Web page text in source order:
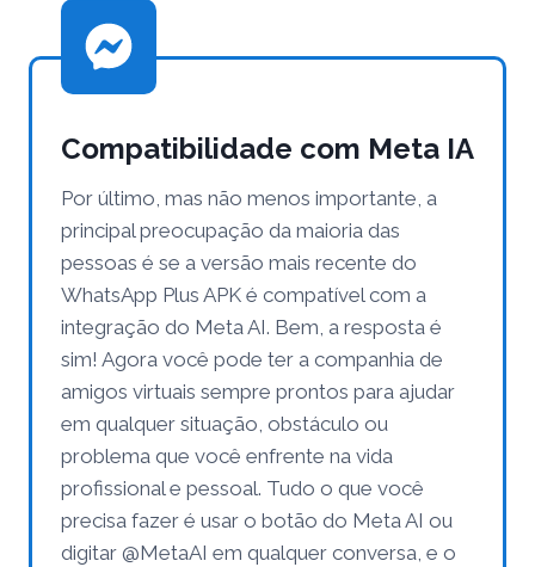
Compatibilidade com Meta IA
Por último, mas não menos importante, a
principal preocupação da maioria das
pessoas é se a versão mais recente do
WhatsApp Plus APK é compatível com a
integração do Meta AI. Bem, a resposta é
sim! Agora você pode ter a companhia de
amigos virtuais sempre prontos para ajudar
em qualquer situação, obstáculo ou
problema que você enfrente na vida
profissional e pessoal. Tudo o que você
precisa fazer é usar o botão do Meta AI ou
digitar @MetaAI em qualquer conversa, e o